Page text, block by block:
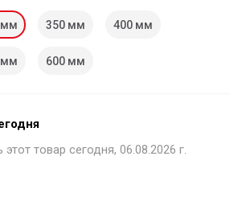
мм 350 мм 400 мм
мм 600 мм
товар сегодня, 06.08.2026 г.